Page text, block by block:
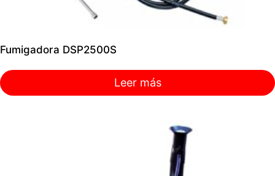
Fumigadora DSP2500S
Leer más